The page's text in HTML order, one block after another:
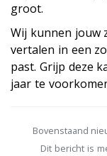
groot.
Wij kunnen jouw
vertalen in een
past. Grijp deze
jaar te
Bovenstaand
Dit bericht is